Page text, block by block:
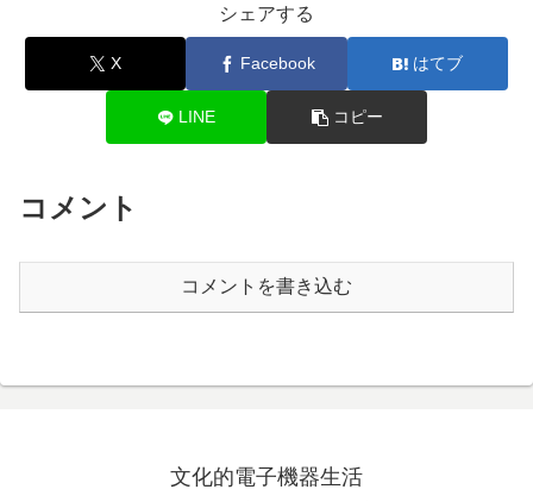
シェアする
X Facebook はてブ
LINE コピー
コメント
コメントを書き込む
文化的電子機器生活